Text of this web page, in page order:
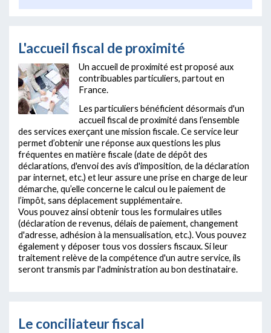
L'accueil fiscal de proximité
Un accueil de proximité est proposé aux
contribuables particuliers, partout en
France.
Les particuliers bénéficient désormais d'un
accueil fiscal de proximité dans l’ensemble
des services exerçant une mission fiscale. Ce service leur
permet d’obtenir une réponse aux questions les plus
fréquentes en matière fiscale (date de dépôt des
déclarations, d'envoi des avis d'imposition, de la déclaration
par internet, etc.) et leur assure une prise en charge de leur
démarche, qu’elle concerne le calcul ou le paiement de
l’impôt, sans déplacement supplémentaire.
Vous pouvez ainsi obtenir tous les formulaires utiles
(déclaration de revenus, délais de paiement, changement
d'adresse, adhésion à la mensualisation, etc.). Vous pouvez
également y déposer tous vos dossiers fiscaux. Si leur
traitement relève de la compétence d'un autre service, ils
seront transmis par l'administration au bon destinataire.
Le conciliateur fiscal